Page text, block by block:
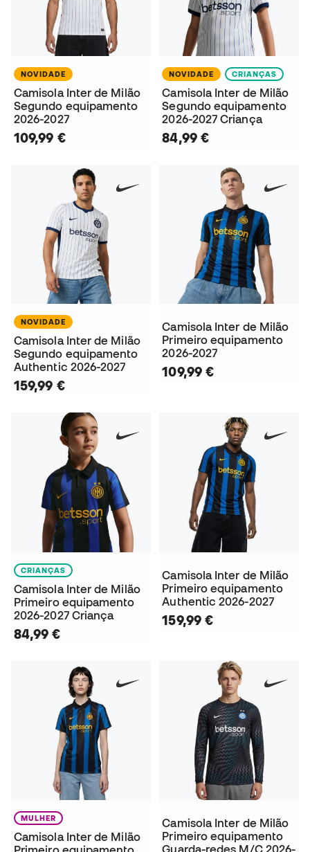
NOVIDADE
Camisola Inter de Milão
Segundo equipamento
2026-2027
109,99 €
NOVIDADE CRIANÇAS
Camisola Inter de Milão
Segundo equipamento
2026-2027 Criança
84,99 €
NOVIDADE
Camisola Inter de Milão
Segundo equipamento
Authentic 2026-2027
159,99 €
Camisola Inter de Milão
Primeiro equipamento
2026-2027
109,99 €
CRIANÇAS
Camisola Inter de Milão
Primeiro equipamento
2026-2027 Criança
84,99 €
Camisola Inter de Milão
Primeiro equipamento
Authentic 2026-2027
159,99 €
MULHER
Camisola Inter de Milão
Camisola Inter de Milão
Primeiro equipamento
Guarda-redes M/C 2026-